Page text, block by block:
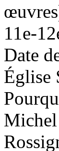
11e-
Date
Église